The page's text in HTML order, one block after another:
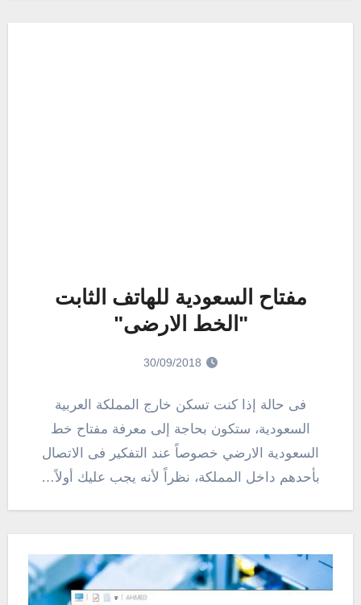
مفتاح السعودية للهاتف الثابت
"الخط الارضى"
30/09/2018
فى حالة إذا كنت تسكن خارج المملكة العربية
السعودية، ستكون بحاجة إلى معرفة مفتاح خط
السعودية الارضي خصوصاً عند التفكير فى الاتصال
بأحدهم داخل المملكة، نظراً لأنه يجب عليك أولاً…